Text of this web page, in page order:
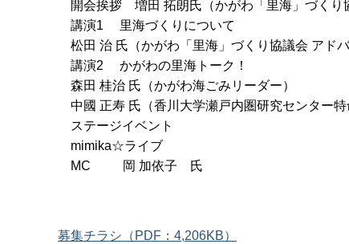
開会挨拶 増田 拓朗氏（かがわ「里海」づくり
講演1 里海づくりについて
松田 治 氏（かがわ「里海」づくり協議会 アド
講演2 かがわの里海トーク！
森田 桂治 氏（かがわ海ごみリーダー）
中國 正寿 氏（香川大学瀬戸内圏研究センター特
ステージイベント
mimika☆ライブ
MC 岡 加依子 氏
募集チラシ（PDF：4,206KB）